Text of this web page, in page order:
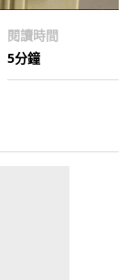
閱讀時間
5分鐘